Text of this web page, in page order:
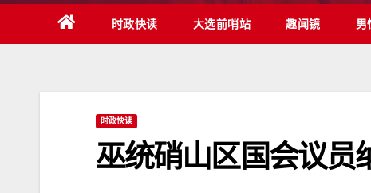
时政快读 大选前哨站 趣闻镜 男
时政快读
巫统硝山区国会议员